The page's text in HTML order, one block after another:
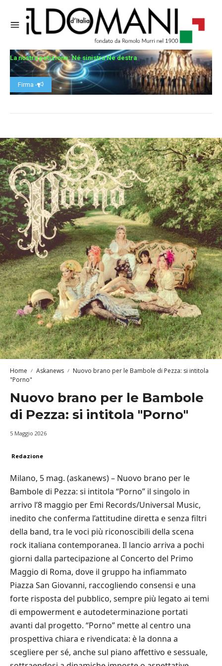
La nostra petizione: Né sinistra Né destra
Firma -
Home Askanews
Nuovo brano per le Bambole di Pezza: si intitola
"Porno"
Nuovo brano per le Bambole
di Pezza: si intitola "Porno"
5 Maggio 2026
Redazione
Milano, 5 mag. (askanews) – Nuovo brano per le
Bambole di Pezza: si intitola “Porno” il singolo in
arrivo l’8 maggio per Emi Records/Universal Music,
inedito che conferma l’attitudine diretta e senza filtri
della band, tra le voci più riconoscibili della scena
rock italiana contemporanea. Il lancio arriva a pochi
giorni dalla partecipazione al Concerto del Primo
Maggio di Roma, dove il gruppo ha infiammato
Piazza San Giovanni, raccogliendo consensi e una
forte risposta del pubblico, sempre più legato ai temi
di empowerment e autodeterminazione portati
avanti dal progetto. “Porno” mette al centro una
prospettiva chiara e rivendicata: è la donna a
scegliere per sé, anche sul piano affettivo e sessuale,